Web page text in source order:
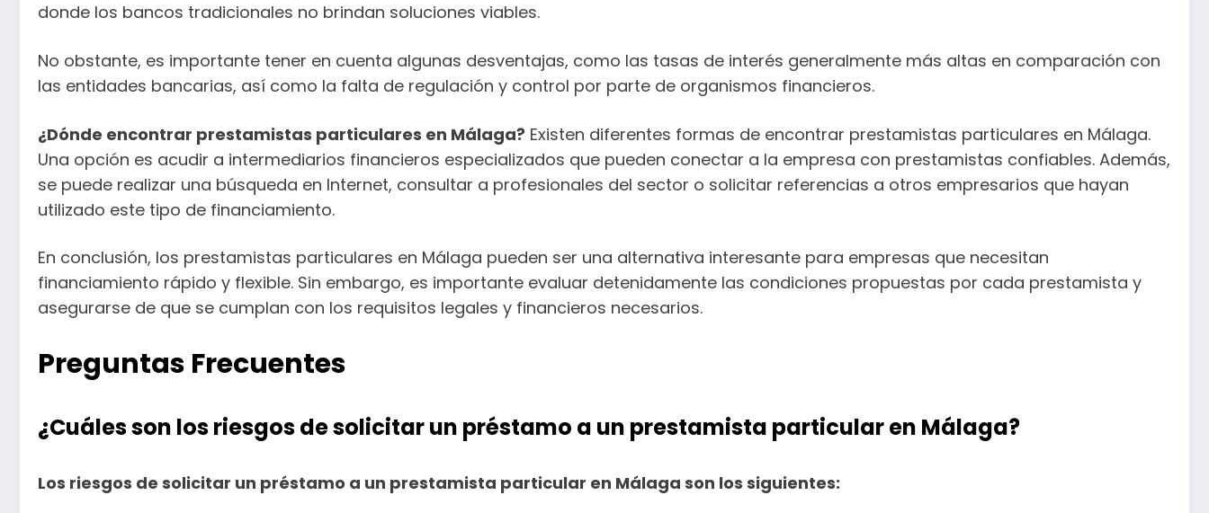
donde los bancos tradicionales no brindan soluciones viables.
No obstante, es importante tener en cuenta algunas desventajas, como las tasas de interés generalmente más altas en comparación con
las entidades bancarias, así como la falta de regulación y control por parte de organismos financieros.
¿Dónde encontrar prestamistas particulares en Málaga? Existen diferentes formas de encontrar prestamistas particulares en Málaga.
Una opción es acudir a intermediarios financieros especializados que pueden conectar a la empresa con prestamistas confiables. Además,
se puede realizar una búsqueda en Internet, consultar a profesionales del sector o solicitar referencias a otros empresarios que hayan
utilizado este tipo de financiamiento.
En conclusión, los prestamistas particulares en Málaga pueden ser una alternativa interesante para empresas que necesitan
financiamiento rápido y flexible. Sin embargo, es importante evaluar detenidamente las condiciones propuestas por cada prestamista y
asegurarse de que se cumplan con los requisitos legales y financieros necesarios.
Preguntas Frecuentes
¿Cuáles son los riesgos de solicitar un préstamo a un prestamista particular en Málaga?
Los riesgos de solicitar un préstamo a un prestamista particular en Málaga son los siguientes: